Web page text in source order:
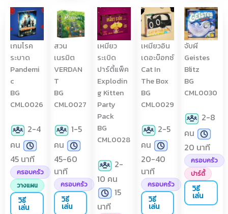
เกมโรค
ระบาด
Pandemi
c
BG
CML0026
2-4
คน
45 นาที
ครอบครัว
วางแผน
วิธี
เล่น
สวน
เนรมิต
VERDAN
T
BG
CML0027
1-5
คน
45-60
นาที
ครอบครัว
วิธี
เล่น
เหมียว
ระเบิด
ปาร์ตี้แพ็ค
Explodin
g Kitten
Party
Pack
BG
CML0028
2-
10 คน
15
นาที
เหมียวอิน
เดอะบ๊อกซ์
Cat In
The Box
BG
CML0029
2-5
คน
20-40
นาที
ครอบครัว
วิธี
เล่น
จับผี
Geistes
Blitz
BG
CML0030
2-8
คน
20 นาที
ครอบครัว
ปาร์ตี้
วิธี
เล่น